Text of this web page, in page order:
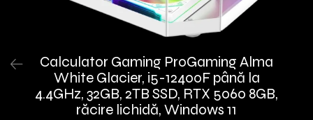
Calculator Gaming ProGaming Alma
White Glacier, i5-12400F până la
4.4GHz, 32GB, 2TB SSD, RTX 5060 8GB,
răcire lichidă, Windows 11